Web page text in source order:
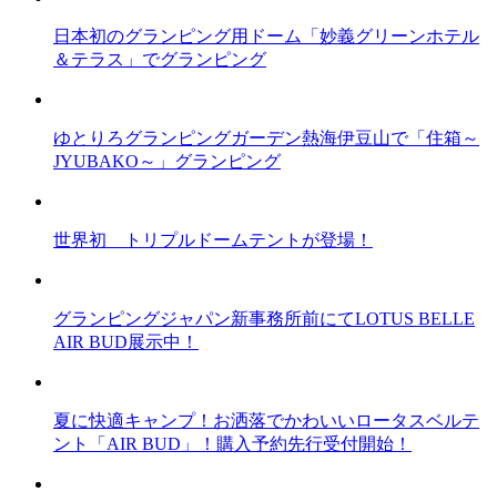
日本初のグランピング用ドーム「妙義グリーンホテル
＆テラス」でグランピング
ゆとりろグランピングガーデン熱海伊豆山で「住箱～
JYUBAKO～」グランピング
世界初 トリプルドームテントが登場！
グランピングジャパン新事務所前にてLOTUS BELLE
AIR BUD展示中！
夏に快適キャンプ！お洒落でかわいいロータスベルテ
ント「AIR BUD」！購入予約先行受付開始！